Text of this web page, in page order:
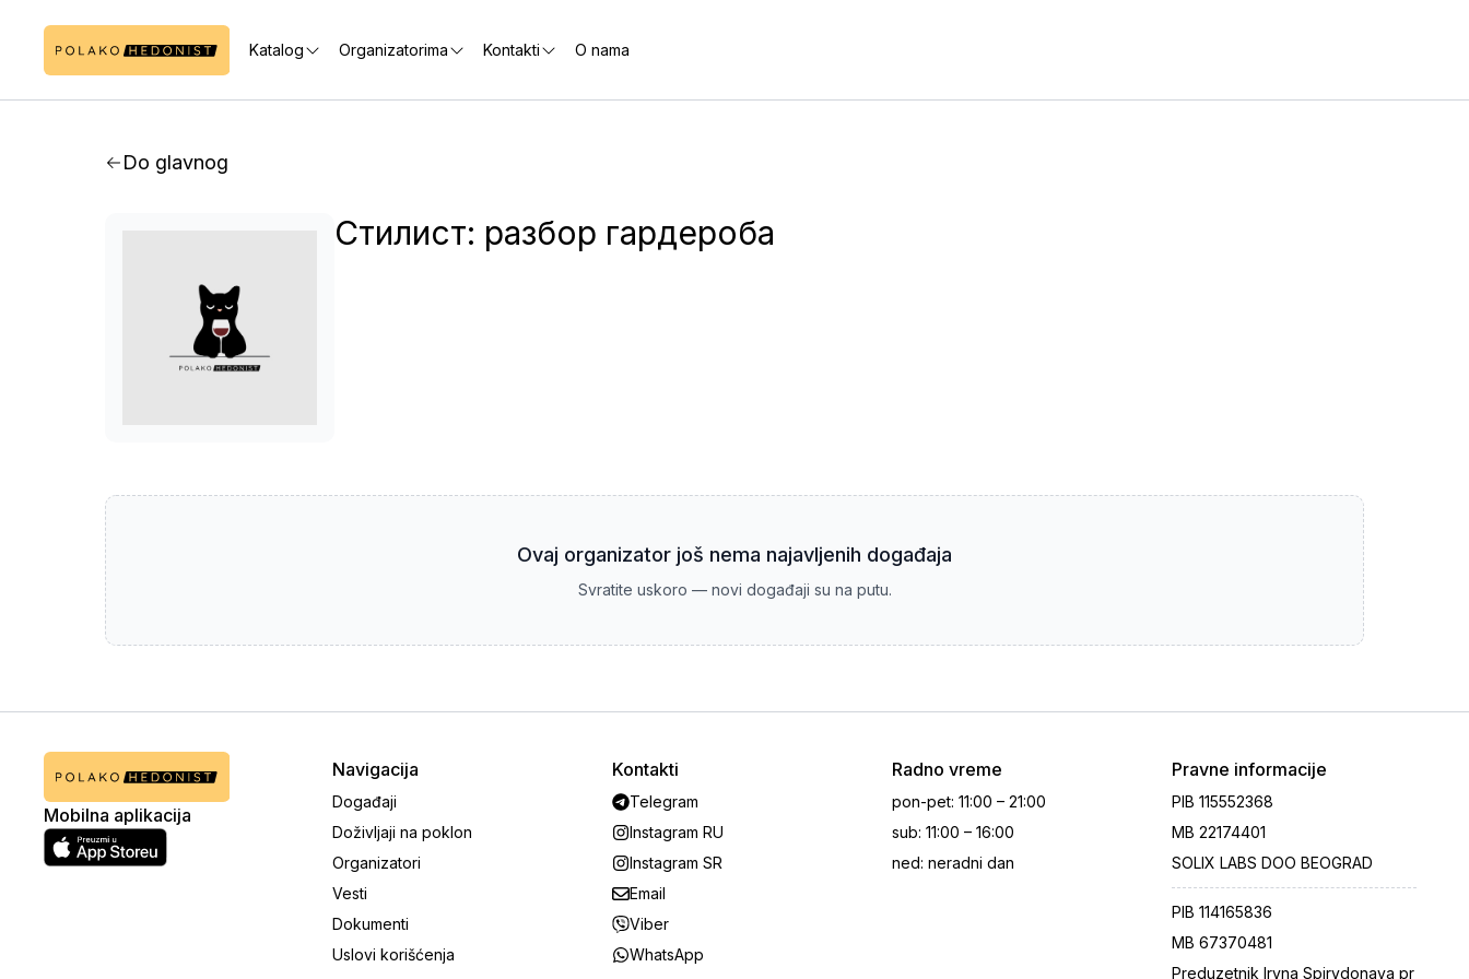
Katalog Organizatorima Kontakti O nama
Do glavnog
Стилист: разбор гардероба
Ovaj organizator još nema najavljenih događaja
Svratite uskoro — novi događaji su na putu.
Mobilna aplikacija
Navigacija
Događaji
Doživljaji na poklon
Organizatori
Vesti
Dokumenti
Uslovi korišćenja
Kontakti
Telegram
Instagram RU
Instagram SR
Email
Viber
WhatsApp
Radno vreme
pon-pet: 11:00 – 21:00
sub: 11:00 – 16:00
ned: neradni dan
Pravne informacije
PIB 115552368
MB 22174401
SOLIX LABS DOO BEOGRAD
PIB 114165836
MB 67370481
Preduzetnik Iryna Spirydonava pr